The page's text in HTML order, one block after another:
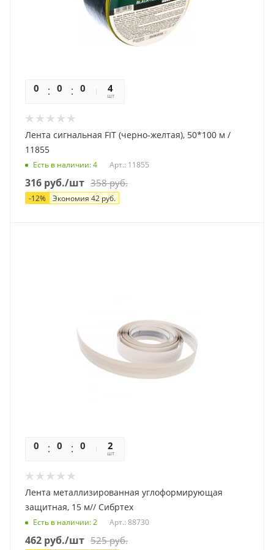
0 0 0 04
шт
Лента сигнальная FIT (черно-желтая), 50*100 м /
11855
Есть в наличии: 4 Арт.: 11855
316 руб./шт 358руб.
-12% Экономия 42 руб.
0 0 0 02
шт
Лента металлизированная углоформирующая
защитная, 15 м// Сибртех
Есть в наличии: 2 Арт.: 88730
462 руб./шт 525руб.